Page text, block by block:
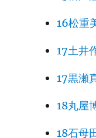
16松重
17土井
17黒瀬
18丸屋
18石母